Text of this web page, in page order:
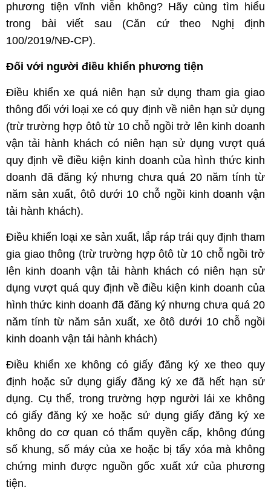
phương tiện vĩnh viễn không? Hãy cùng tìm hiểu
trong bài viết sau (Căn cứ theo Nghị định
100/2019/NĐ-CP).
Đối với người điều khiển phương tiện
Điều khiển xe quá niên hạn sử dụng tham gia giao
thông đối với loại xe có quy định về niên hạn sử dụng
(trừ trường hợp ôtô từ 10 chỗ ngồi trở lên kinh doanh
vận tải hành khách có niên hạn sử dụng vượt quá
quy định về điều kiện kinh doanh của hình thức kinh
doanh đã đăng ký nhưng chưa quá 20 năm tính từ
năm sản xuất, ôtô dưới 10 chỗ ngồi kinh doanh vận
tải hành khách).
Điều khiển loại xe sản xuất, lắp ráp trái quy định tham
gia giao thông (trừ trường hợp ôtô từ 10 chỗ ngồi trở
lên kinh doanh vận tải hành khách có niên hạn sử
dụng vượt quá quy định về điều kiện kinh doanh của
hình thức kinh doanh đã đăng ký nhưng chưa quá 20
năm tính từ năm sản xuất, xe ôtô dưới 10 chỗ ngồi
kinh doanh vận tải hành khách)
Điều khiển xe không có giấy đăng ký xe theo quy
định hoặc sử dụng giấy đăng ký xe đã hết hạn sử
dụng. Cụ thể, trong trường hợp người lái xe không
có giấy đăng ký xe hoặc sử dụng giấy đăng ký xe
không do cơ quan có thẩm quyền cấp, không đúng
số khung, số máy của xe hoặc bị tẩy xóa mà không
chứng minh được nguồn gốc xuất xứ của phương
tiện.